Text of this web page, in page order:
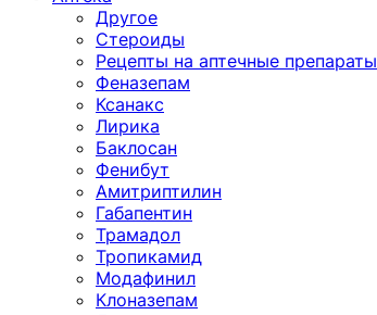
Другое
Стероиды
Рецепты на аптечные препараты
Феназепам
Ксанакс
Лирика
Баклосан
Фенибут
Амитриптилин
Габапентин
Трамадол
Тропикамид
Модафинил
Клоназепам